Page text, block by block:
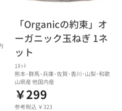
「Organicの約束」オ
ーガニック玉ねぎ 1ネ
ット
1ﾈｯﾄ
熊本･群馬･兵庫･佐賀･香川･山梨･和歌
山県産 他国内産
￥299
参考税込 ￥323